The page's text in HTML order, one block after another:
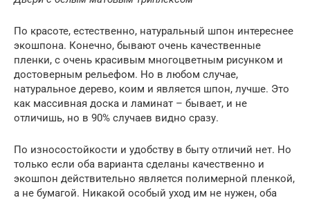
По красоте, естественно, натуральный шпон интереснее
экошпона. Конечно, бывают очень качественные
пленки, с очень красивым многоцветным рисунком и
достоверным рельефом. Но в любом случае,
натуральное дерево, коим и является шпон, лучше. Это
как массивная доска и ламинат – бывает, и не
отличишь, но в 90% случаев видно сразу.
По износостойкости и удобству в быту отличий нет. Но
только если оба варианта сделаны качественно и
экошпон действительно является полимерной пленкой,
а не бумагой. Никакой особый уход им не нужен, оба